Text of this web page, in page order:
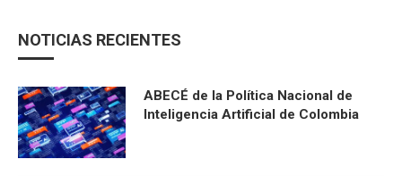
NOTICIAS RECIENTES
ABECÉ de la Política Nacional de
Inteligencia Artificial de Colombia